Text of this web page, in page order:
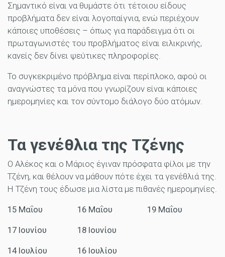
Σημαντικό είναι να θυμάστε ότι τέτοιου είδους
προβλήματα δεν είναι λογοπαίγνια, ενώ περιέχουν
κάποιες υποθέσεις – όπως για παράδειγμα ότι οι
πρωταγωνιστές του προβλήματος είναι ειλικρινής,
κανείς δεν δίνει ψεύτικες πληροφορίες.
Το συγκεκριμένο πρόβλημα είναι περίπλοκο, αφού οι
αναγνώστες τα μόνα που γνωρίζουν είναι κάποιες
ημερομηνίες και τον σύντομο διάλογο δύο ατόμων.
Τα γενέθλια της Τζένης
Ο Αλέκος και ο Μάριος έγιναν πρόσφατα φίλοι με την
Τζένη, και θέλουν να μάθουν πότε έχει τα γενέθλιά της.
Η Τζένη τους έδωσε μια λίστα με πιθανές ημερομηνίες.
15 Μαΐου 16 Μαΐου 19 Μαΐου
17 Ιουνίου 18 Ιουνίου
14 Ιουλίου 16 Ιουλίου